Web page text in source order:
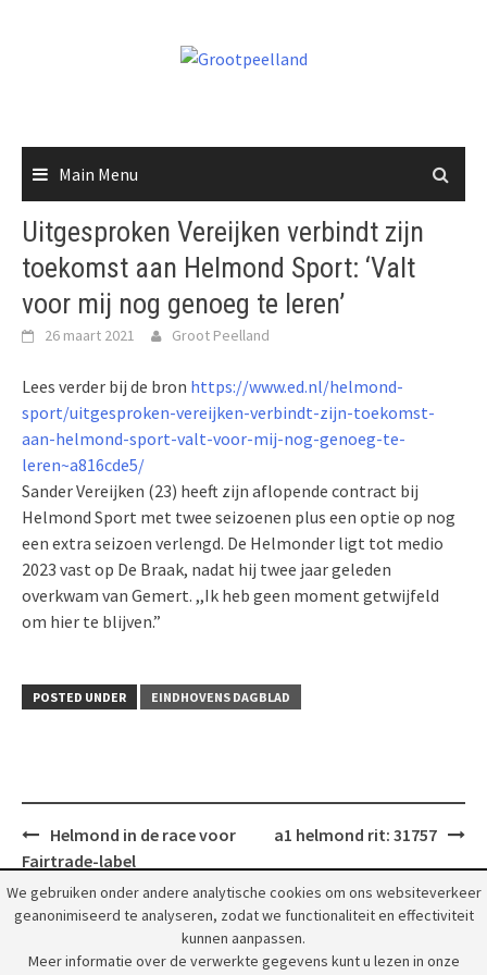
Main Menu
Uitgesproken Vereijken verbindt zijn
toekomst aan Helmond Sport: ‘Valt
voor mij nog genoeg te leren’
26 maart 2021 Groot Peelland
Lees verder bij de bron https://www.ed.nl/helmond-
sport/uitgesproken-vereijken-verbindt-zijn-toekomst-
aan-helmond-sport-valt-voor-mij-nog-genoeg-te-
leren~a816cde5/
Sander Vereijken (23) heeft zijn aflopende contract bij
Helmond Sport met twee seizoenen plus een optie op nog
een extra seizoen verlengd. De Helmonder ligt tot medio
2023 vast op De Braak, nadat hij twee jaar geleden
overkwam van Gemert. ,,Ik heb geen moment getwijfeld
om hier te blijven.”
POSTED UNDER EINDHOVENS DAGBLAD
Post
navigation
Helmond in de race voor
Fairtrade-label
a1 helmond rit: 31757
We gebruiken onder andere analytische cookies om ons websiteverkeer
geanonimiseerd te analyseren, zodat we functionaliteit en effectiviteit
kunnen aanpassen.
Meer informatie over de verwerkte gegevens kunt u lezen in onze